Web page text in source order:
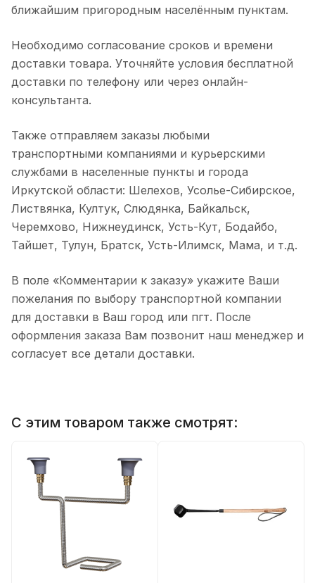
ближайшим пригородным населённым пунктам.
Необходимо согласование сроков и времени
доставки товара. Уточняйте условия бесплатной
доставки по телефону или через онлайн-
консультанта.
Также отправляем заказы любыми
транспортными компаниями и курьерскими
службами в населенные пункты и города
Иркутской области: Шелехов, Усолье-Сибирское,
Листвянка, Култук, Слюдянка, Байкальск,
Черемхово, Нижнеудинск, Усть-Кут, Бодайбо,
Тайшет, Тулун, Братск, Усть-Илимск, Мама, и т.д.
В поле «Комментарии к заказу» укажите Ваши
пожелания по выбору транспортной компании
для доставки в Ваш город или пгт. После
оформления заказа Вам позвонит наш менеджер и
согласует все детали доставки.
С этим товаром также смотрят: